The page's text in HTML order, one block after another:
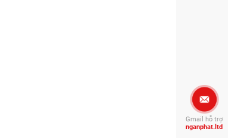
Gmail hỗ trợ
nganphat.ltd